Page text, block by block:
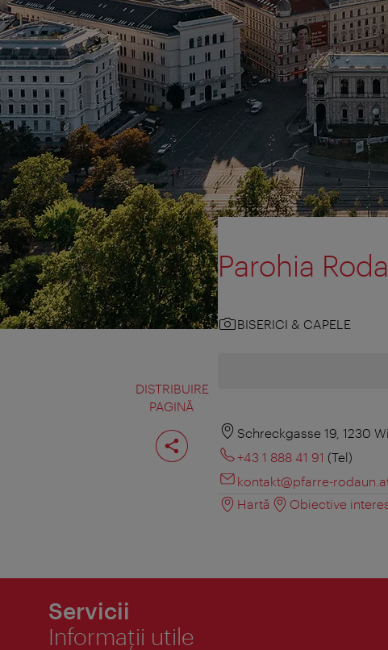
DISTRIBUIRE
PAGINĂ
Distribuiţi
pagina
Parohia
BISERICI & CAPELE
Schreckgasse 19, 1230
+43 1 888 41 91 (Tel)
kontakt@pfarre-
Hartă
Obiective
Servicii
Informaţii utile